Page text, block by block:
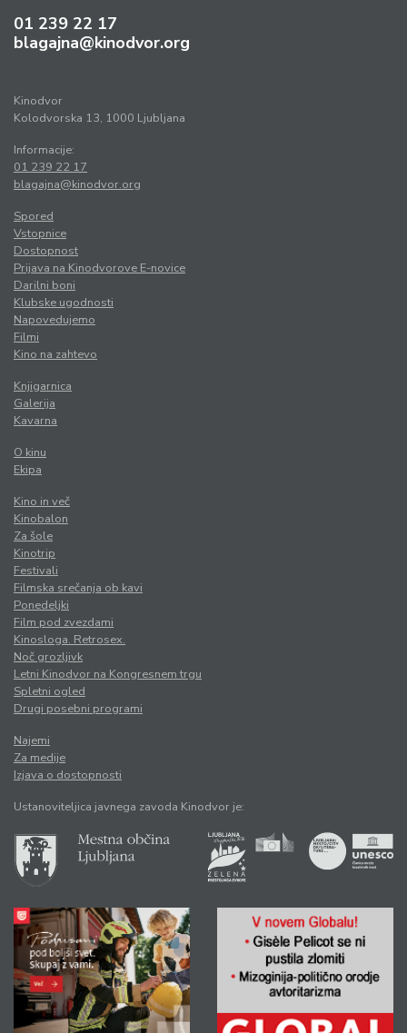
01 239 22 17
blagajna@kinodvor.org
Kinodvor
Kolodvorska 13, 1000 Ljubljana
Informacije:
01 239 22 17
blagajna@kinodvor.org
Spored
Vstopnice
Dostopnost
Prijava na Kinodvorove E-novice
Darilni boni
Klubske ugodnosti
Napovedujemo
Filmi
Kino na zahtevo
Knjigarnica
Galerija
Kavarna
O kinu
Ekipa
Kino in več
Kinobalon
Za šole
Kinotrip
Festivali
Filmska srečanja ob kavi
Ponedeljki
Film pod zvezdami
Kinosloga. Retrosex.
Noč grozljivk
Letni Kinodvor na Kongresnem trgu
Spletni ogled
Drugi posebni programi
Najemi
Za medije
Izjava o dostopnosti
Ustanoviteljica javnega zavoda Kinodvor je: